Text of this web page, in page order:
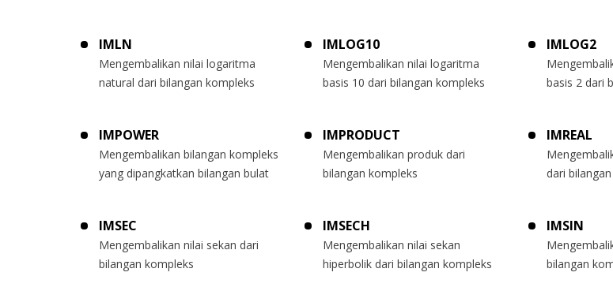
IMLN
Mengembalikan nilai logaritma
natural dari bilangan kompleks
IMLOG10
Mengembalikan nilai logaritma
basis 10 dari bilangan kompleks
IMLOG2
basis 2 dari
IMPOWER
Mengembalikan bilangan kompleks
yang dipangkatkan bilangan bulat
IMPRODUCT
Mengembalikan produk dari
bilangan kompleks
IMREAL
dari
IMSEC
Mengembalikan nilai sekan dari
bilangan kompleks
IMSECH
Mengembalikan nilai sekan
hiperbolik dari bilangan kompleks
IMSIN
bilangan